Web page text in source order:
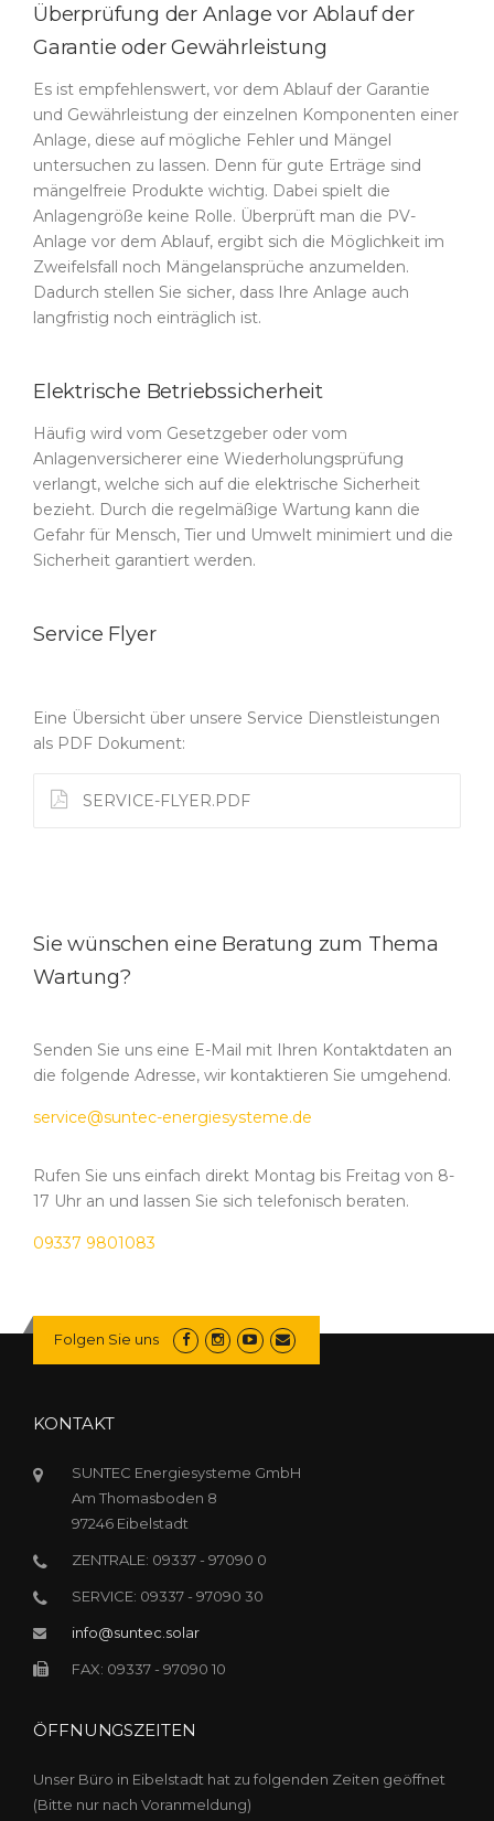
Überprüfung der Anlage vor Ablauf der
Garantie oder Gewährleistung
Es ist empfehlenswert, vor dem Ablauf der Garantie
und Gewährleistung der einzelnen Komponenten einer
Anlage, diese auf mögliche Fehler und Mängel
untersuchen zu lassen. Denn für gute Erträge sind
mängelfreie Produkte wichtig. Dabei spielt die
Anlagengröße keine Rolle. Überprüft man die PV-
Anlage vor dem Ablauf, ergibt sich die Möglichkeit im
Zweifelsfall noch Mängelansprüche anzumelden.
Dadurch stellen Sie sicher, dass Ihre Anlage auch
langfristig noch einträglich ist.
Elektrische Betriebssicherheit
Häufig wird vom Gesetzgeber oder vom
Anlagenversicherer eine Wiederholungsprüfung
verlangt, welche sich auf die elektrische Sicherheit
bezieht. Durch die regelmäßige Wartung kann die
Gefahr für Mensch, Tier und Umwelt minimiert und die
Sicherheit garantiert werden.
Service Flyer
Eine Übersicht über unsere Service Dienstleistungen
als PDF Dokument:
SERVICE-FLYER.PDF
Sie wünschen eine Beratung zum Thema
Wartung?
Senden Sie uns eine E-Mail mit Ihren Kontaktdaten an
die folgende Adresse, wir kontaktieren Sie umgehend.
service@suntec-energiesysteme.de
Rufen Sie uns einfach direkt Montag bis Freitag von 8-
17 Uhr an und lassen Sie sich telefonisch beraten.
09337 9801083
Folgen Sie uns
KONTAKT
SUNTEC Energiesysteme GmbH
Am Thomasboden 8
97246 Eibelstadt
ZENTRALE: 09337 - 97090 0
SERVICE: 09337 - 97090 30
info@suntec.solar
FAX: 09337 - 97090 10
ÖFFNUNGSZEITEN
Unser Büro in Eibelstadt hat zu folgenden Zeiten geöffnet
(Bitte nur nach Voranmeldung)